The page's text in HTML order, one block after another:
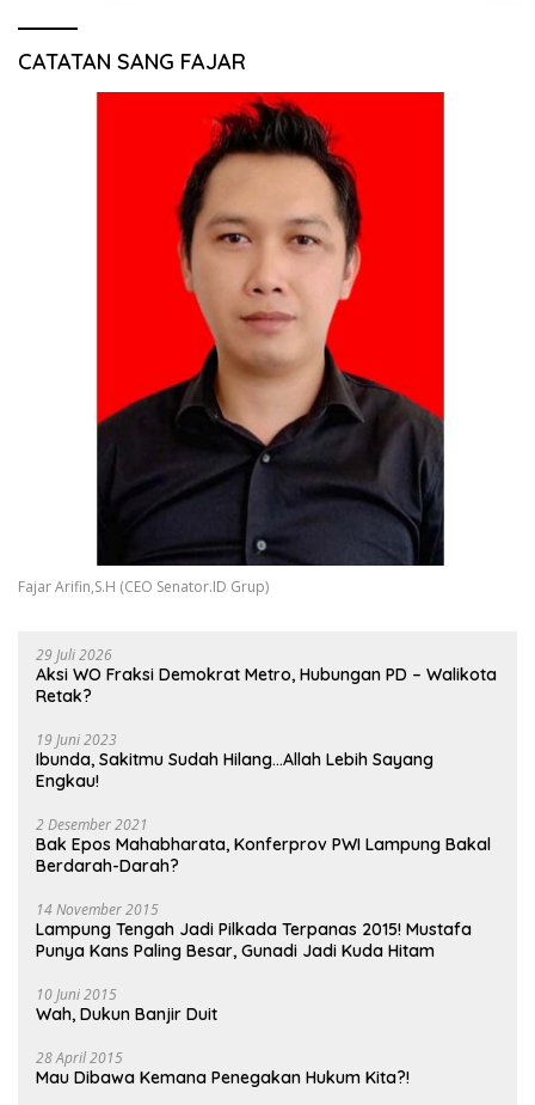
CATATAN SANG FAJAR
Fajar Arifin,S.H (CEO Senator.ID Grup)
29 Juli 2026
Aksi WO Fraksi Demokrat Metro, Hubungan PD – Walikota
Retak?
19 Juni 2023
Ibunda, Sakitmu Sudah Hilang…Allah Lebih Sayang
Engkau!
2 Desember 2021
Bak Epos Mahabharata, Konferprov PWI Lampung Bakal
Berdarah-Darah?
14 November 2015
Lampung Tengah Jadi Pilkada Terpanas 2015! Mustafa
Punya Kans Paling Besar, Gunadi Jadi Kuda Hitam
10 Juni 2015
Wah, Dukun Banjir Duit
28 April 2015
Mau Dibawa Kemana Penegakan Hukum Kita?!